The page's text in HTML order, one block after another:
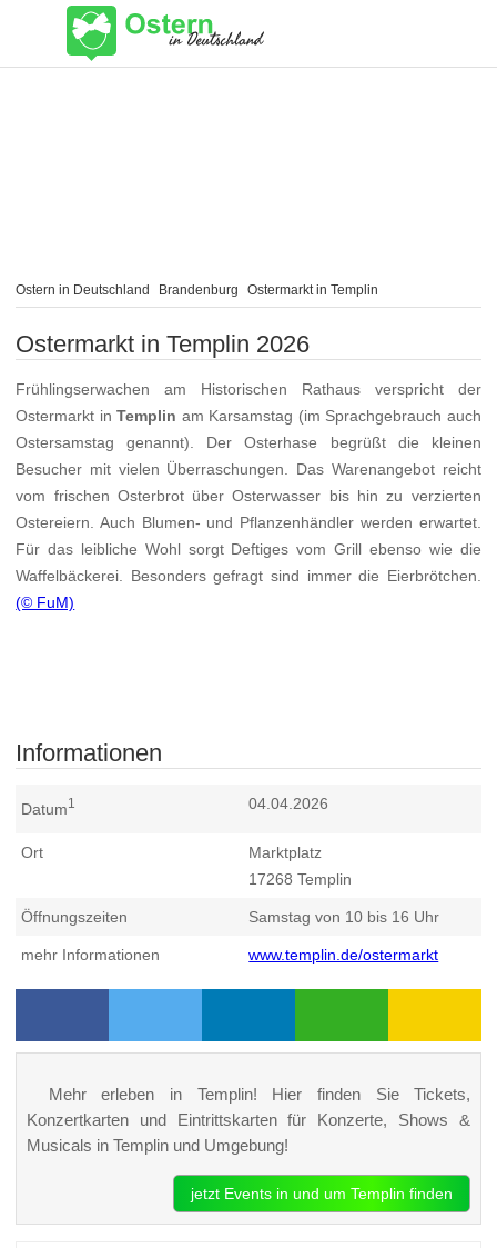
Ostern in Deutschland Brandenburg Ostermarkt in Templin
Ostermarkt in Templin 2026
Frühlingserwachen am Historischen Rathaus verspricht der
Ostermarkt inTemplin am Karsamstag (im Sprachgebrauch auch
Ostersamstag genannt). Der Osterhase begrüßt die kleinen
Besucher mit vielen Überraschungen. Das Warenangebot reicht
vom frischen Osterbrot über Osterwasser bis hin zu verzierten
Ostereiern. Auch Blumen- und Pflanzenhändler werden erwartet.
Für das leibliche Wohl sorgt Deftiges vom Grill ebenso wie die
Waffelbäckerei. Besonders gefragt sind immer die Eierbrötchen.
(© FuM)
Informationen
Datum1 04.04.2026
Ort
Marktplatz
17268 Templin
Öffnungszeiten Samstag von 10 bis 16 Uhr
mehr Informationen www.templin.de/ostermarkt
Mehr erleben in Templin! Hier finden Sie Tickets,
Konzertkarten und Eintrittskarten für Konzerte, Shows &
Musicals in Templin und Umgebung!
jetzt Events in und um Templin finden